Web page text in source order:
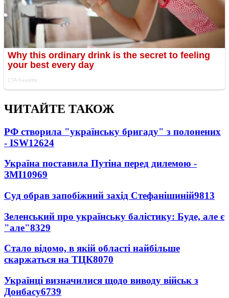
ЧИТАЙТЕ ТАКОЖ
РФ створила "українську бригаду" з полонених
- ISW12624
Україна поставила Путіна перед дилемою -
ЗМІ10969
Суд обрав запобіжний захід Стефанішиній9813
Зеленський про українську балістику: Буде, але є
"але"8329
Стало відомо, в якій області найбільше
скаржаться на ТЦК8070
Українці визначилися щодо виводу військ з
Донбасу6739